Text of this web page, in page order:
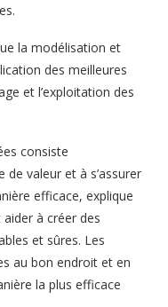
la modélisation et
des meilleures
et l’exploitation des
consiste
valeur et à s’assurer
efficace, explique
aider à créer des
et sûres. Les
au bon endroit et en
la plus efficace